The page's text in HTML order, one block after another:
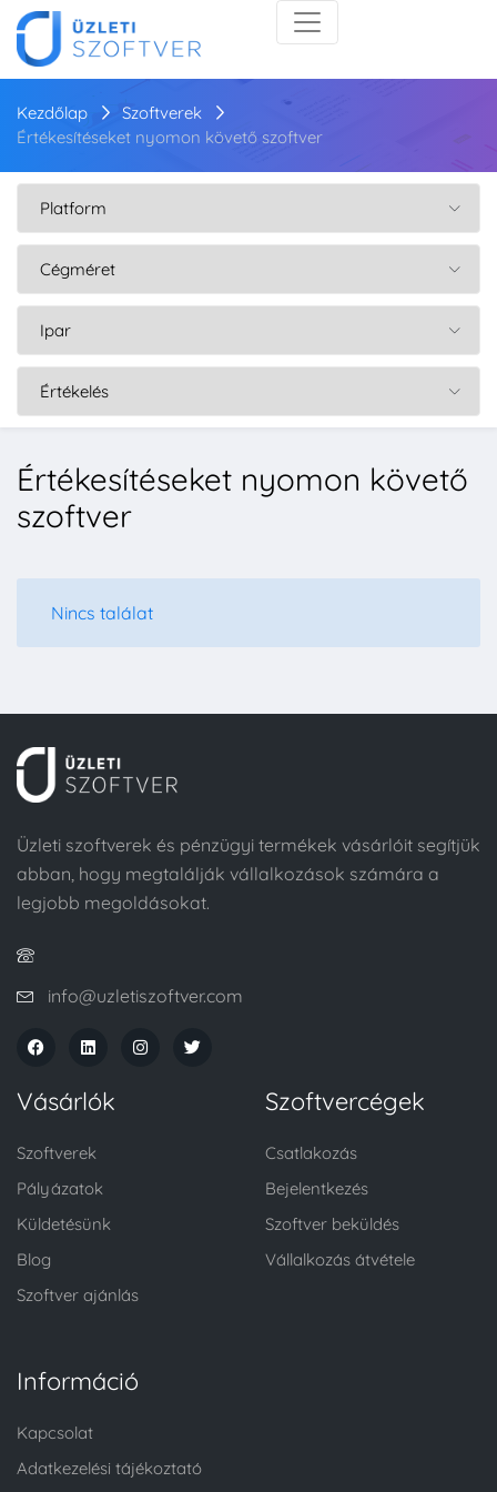
Kezdőlap
Szoftverek
Értékesítéseket nyomon követő szoftver
Értékesítéseket nyomon követő
szoftver
Nincs találat
Üzleti szoftverek és pénzügyi termékek vásárlóit segítjük
abban, hogy megtalálják vállalkozások számára a
legjobb megoldásokat.
info@uzletiszoftver.com
Vásárlók
Szoftverek
Pályázatok
Küldetésünk
Blog
Szoftver ajánlás
Szoftvercégek
Csatlakozás
Bejelentkezés
Szoftver beküldés
Vállalkozás átvétele
Információ
Kapcsolat
Adatkezelési tájékoztató